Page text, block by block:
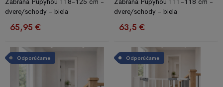
Zábrana Pupyhou 118-125 cm -
dvere/schody - biela
65,95 €
Zábrana Pupyhou 111-118 cm -
dvere/schody - biela
63,5 €
Odporúčame Odporúčame